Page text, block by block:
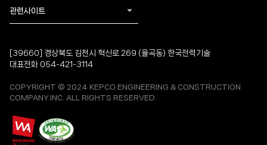
관련사이트
[39660] 경상북도 김천시 혁신로 269 (율곡동) 한국전력기술
대표전화 054-421-3114
COPYRIGHT © 2024 KEPCO ENGINEERING & CONSTRUCTION
COMPANY.INC. ALL RIGHTS RESERVED.